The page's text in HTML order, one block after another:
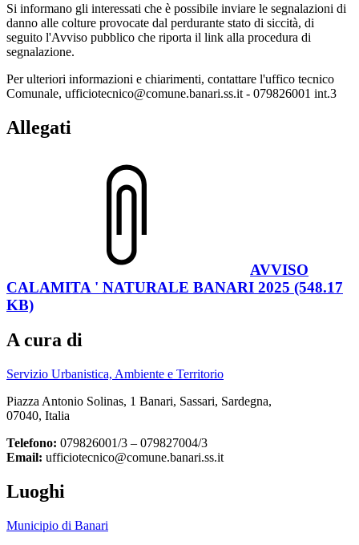
Si informano gli interessati che è possibile inviare le segnalazioni di
danno alle colture provocate dal perdurante stato di siccità, di
seguito l'Avviso pubblico che riporta il link alla procedura di
segnalazione.
Per ulteriori informazioni e chiarimenti, contattare l'uffico tecnico
Comunale, ufficiotecnico@comune.banari.ss.it - 079826001 int.3
Allegati
AVVISO
CALAMITA ' NATURALE BANARI 2025 (548.17
KB)
A cura di
Servizio Urbanistica, Ambiente e Territorio
Piazza Antonio Solinas, 1 Banari, Sassari, Sardegna,
07040, Italia
Telefono: 079826001/3 – 079827004/3
Email: ufficiotecnico@comune.banari.ss.it
Luoghi
Municipio di Banari